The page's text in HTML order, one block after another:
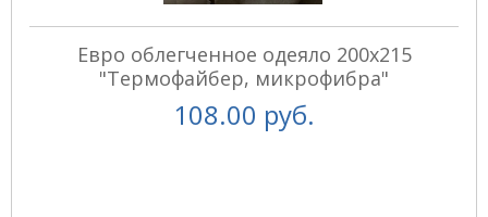
Евро облегченное одеяло 200х215
"Термофайбер, микрофибра"
108.00 руб.